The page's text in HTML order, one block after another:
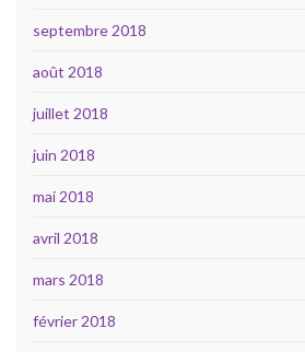
septembre 2018
août 2018
juillet 2018
juin 2018
mai 2018
avril 2018
mars 2018
février 2018